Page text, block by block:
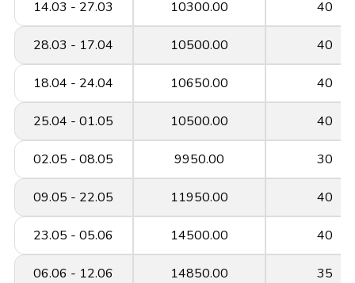
14.03 - 27.03 10300.00 40
28.03 - 17.04 10500.00 40
18.04 - 24.04 10650.00 40
25.04 - 01.05 10500.00 40
02.05 - 08.05 9950.00 30
09.05 - 22.05 11950.00 40
23.05 - 05.06 14500.00 40
06.06 - 12.06 14850.00 35